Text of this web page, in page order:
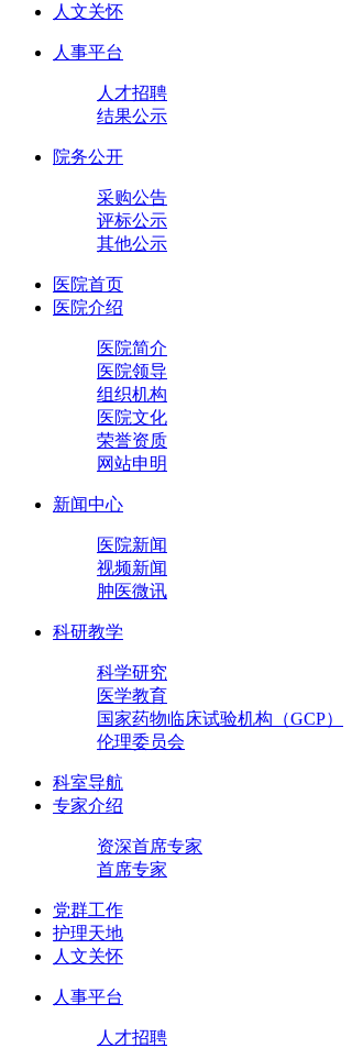
人文关怀
人事平台
人才招聘
结果公示
院务公开
采购公告
评标公示
其他公示
医院首页
医院介绍
医院简介
医院领导
组织机构
医院文化
荣誉资质
网站申明
新闻中心
医院新闻
视频新闻
肿医微讯
科研教学
科学研究
医学教育
国家药物临床试验机构（GCP）
伦理委员会
科室导航
专家介绍
资深首席专家
首席专家
党群工作
护理天地
人文关怀
人事平台
人才招聘